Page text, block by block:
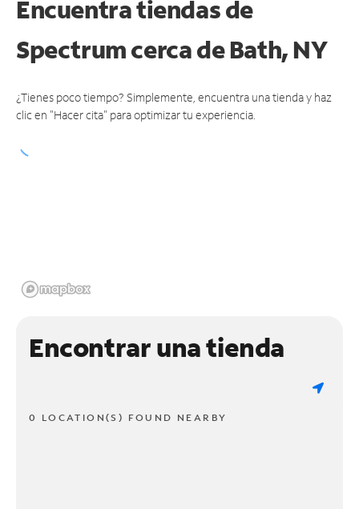
Encuentra tiendas de
Spectrum cerca deBath, NY
¿Tienes poco tiempo? Simplemente, encuentra una tienda y haz
clic en "Hacer cita" para optimizar tu experiencia.
Encontrar una tienda
0 LOCATION(S) FOUND NEARBY